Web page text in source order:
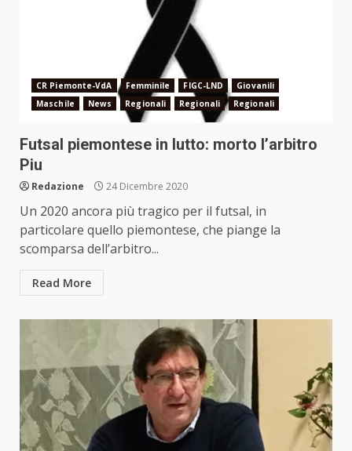
CR Piemonte-VdA Femminile FIGC-LND
Giovanili
Maschile
News Regionali Regionali Regionali
Futsal piemontese in lutto: morto l’arbitro
Piu
Redazione 24 Dicembre 2020
Un 2020 ancora più tragico per il futsal, in
particolare quello piemontese, che piange la
scomparsa dell’arbitro...
Read More